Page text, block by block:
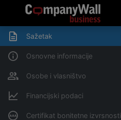
Sažetak
Osnovne informacije
Osobe i vlasništvo
Financijski podaci
Certifikat bonitetne izvrsnosti